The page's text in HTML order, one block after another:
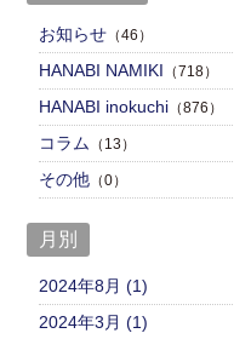
お知らせ （46）
HANABI NAMIKI （718）
HANABI inokuchi （876）
コラム （13）
その他 （0）
月別
2024年8月 (1)
2024年3月 (1)